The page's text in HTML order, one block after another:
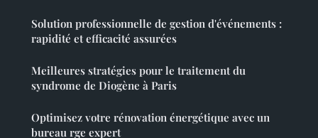
Solution professionnelle de gestion d'événements :
rapidité et efficacité assurées
Meilleures stratégies pour le traitement du
syndrome de Diogène à Paris
Optimisez votre rénovation énergétique avec un
bureau rge expert